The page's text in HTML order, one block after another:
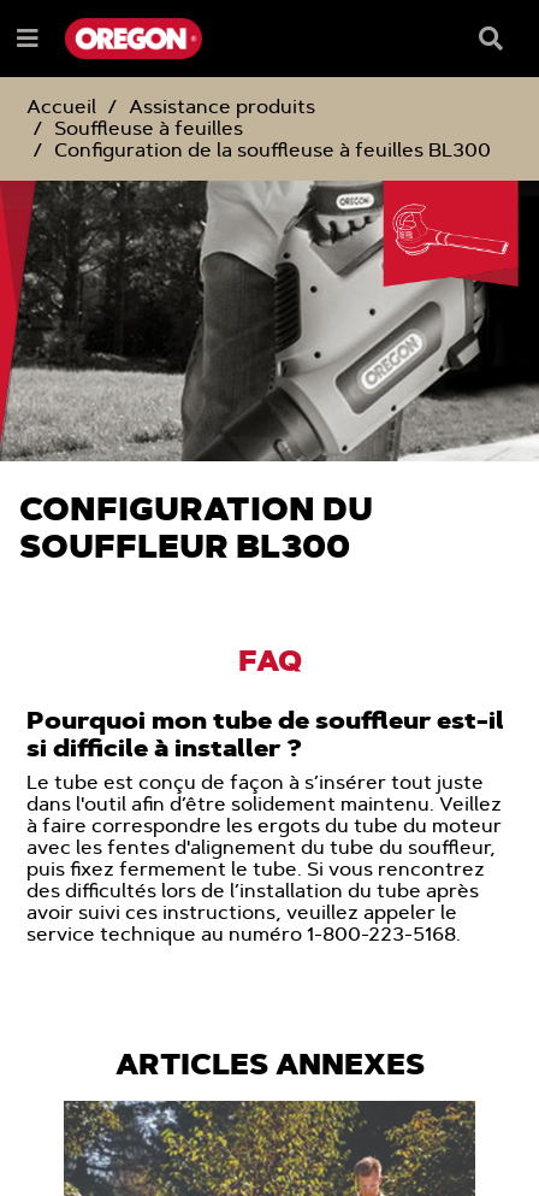
PASSER
AU
CONTENU
PASSER
AU
DE
NAVIGATION
Menu
Barre
de
Accueil
Assistance produits
Souffleuse à feuilles
Configuration de la souffleuse à feuilles BL300
CONFIGURATION DU
SOUFFLEUR BL300
FAQ
Pourquoi mon tube de souffleur est-il
si difficile à installer ?
Le tube est conçu de façon à s’insérer tout juste
dans l'outil afin d’être solidement maintenu. Veillez
à faire correspondre les ergots du tube du moteur
avec les fentes d'alignement du tube du souffleur,
puis fixez fermement le tube. Si vous rencontrez
des difficultés lors de l’installation du tube après
avoir suivi ces instructions, veuillez appeler le
service technique au numéro 1-800-223-5168.
ARTICLES ANNEXES